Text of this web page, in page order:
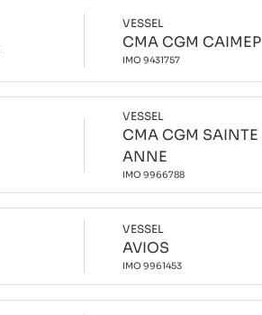
VESSEL
CMA CGM CAIMEP
IMO 9431757
VESSEL
CMA CGM SAINTE
ANNE
IMO 9966788
VESSEL
AVIOS
IMO 9961453